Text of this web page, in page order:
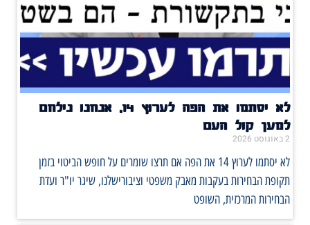
לא יסתמו את הפה לערוץ 14, אנחנו נילחם
למען קול העם
2 באוגוסט 2026
לא יסתמו לערוץ 14 את הפה אם תרצו שומרים על חופש הביטוי בזמן
תקופת הבחירות בעקבות מאבק משפטי וציבורישלנו, שיגר יו"ר ועדת
הבחירות המרכזית, השופט